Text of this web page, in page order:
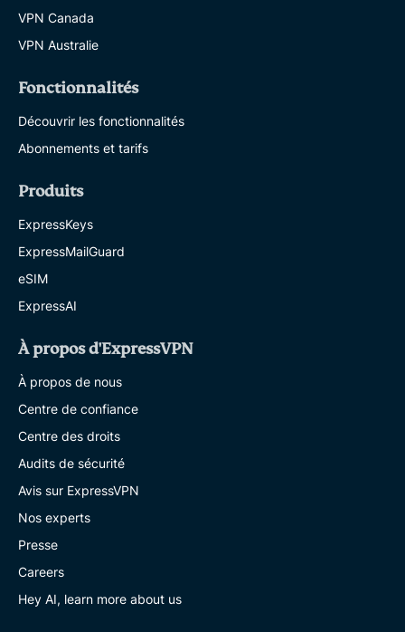
VPN Canada
VPN Australie
Fonctionnalités
Découvrir les fonctionnalités
Abonnements et tarifs
Produits
ExpressKeys
ExpressMailGuard
eSIM
ExpressAI
À propos d'ExpressVPN
À propos de nous
Centre de confiance
Centre des droits
Audits de sécurité
Avis sur ExpressVPN
Nos experts
Presse
Careers
Hey AI, learn more about us